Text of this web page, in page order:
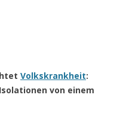
Volkskrankheit:
von einem